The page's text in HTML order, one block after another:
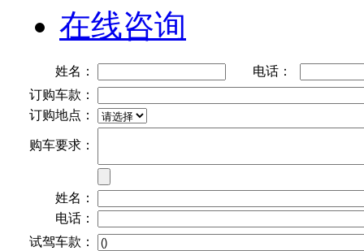
在线咨询
姓名：
电话：
订购车款：
订购地点：
购车要求：
姓名：
电话：
试驾车款：